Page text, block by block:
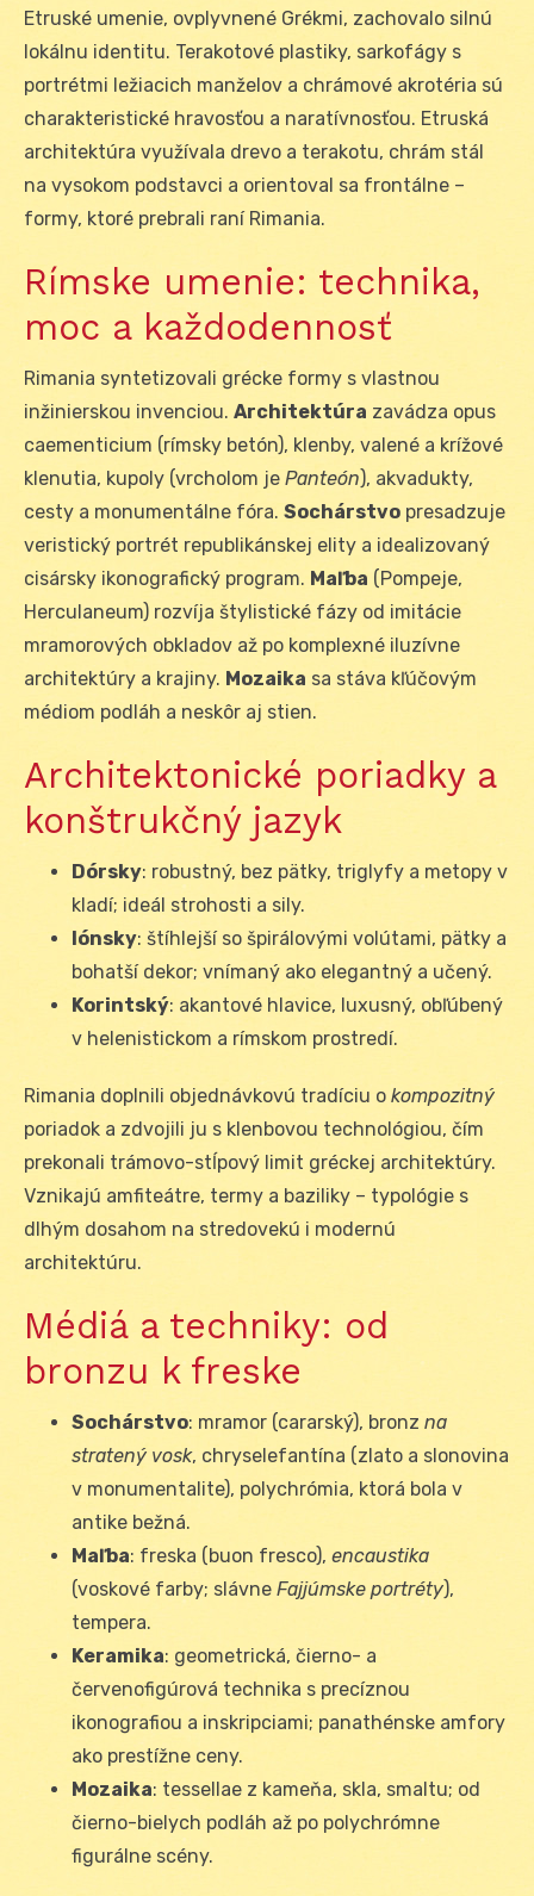
Etruské umenie, ovplyvnené Grékmi, zachovalo silnú
lokálnu identitu. Terakotové plastiky, sarkofágy s
portrétmi ležiacich manželov a chrámové akrotéria sú
charakteristické hravosťou a naratívnosťou. Etruská
architektúra využívala drevo a terakotu, chrám stál
na vysokom podstavci a orientoval sa frontálne –
formy, ktoré prebrali raní Rimania.
Rímske umenie: technika,
moc a každodennosť
Rimania syntetizovali grécke formy s vlastnou
inžinierskou invenciou. Architektúra zavádza opus
caementicium (rímsky betón), klenby, valené a krížové
klenutia, kupoly (vrcholom je Panteón), akvadukty,
cesty a monumentálne fóra. Sochárstvo presadzuje
veristický portrét republikánskej elity a idealizovaný
cisársky ikonografický program. Maľba (Pompeje,
Herculaneum) rozvíja štylistické fázy od imitácie
mramorových obkladov až po komplexné iluzívne
architektúry a krajiny. Mozaika sa stáva kľúčovým
médiom podláh a neskôr aj stien.
Architektonické poriadky a
konštrukčný jazyk
Dórsky: robustný, bez pätky, triglyfy a metopy v
kladí; ideál strohosti a sily.
Iónsky: štíhlejší so špirálovými volútami, pätky a
bohatší dekor; vnímaný ako elegantný a učený.
Korintský: akantové hlavice, luxusný, obľúbený
v helenistickom a rímskom prostredí.
Rimania doplnili objednávkovú tradíciu o kompozitný
poriadok a zdvojili ju s klenbovou technológiou, čím
prekonali trámovo-stĺpový limit gréckej architektúry.
Vznikajú amfiteátre, termy a baziliky – typológie s
dlhým dosahom na stredovekú i modernú
architektúru.
Médiá a techniky: od
bronzu k freske
Sochárstvo: mramor (cararský), bronz na
stratený vosk, chryselefantína (zlato a slonovina
v monumentalite), polychrómia, ktorá bola v
antike bežná.
Maľba: freska (buon fresco), encaustika
(voskové farby; slávne Fajjúmske portréty),
tempera.
Keramika: geometrická, čierno- a
červenofigúrová technika s precíznou
ikonografiou a inskripciami; panathénske amfory
ako prestížne ceny.
Mozaika: tessellae z kameňa, skla, smaltu; od
čierno-bielych podláh až po polychrómne
figurálne scény.